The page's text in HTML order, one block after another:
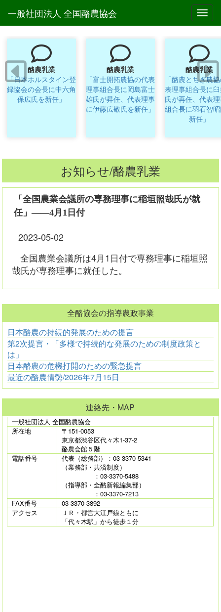
一般社団法人 全国酪農協会
酪農乳業
「日本ホルスタイン登
録協会の会長に中六角
保広氏を新任」
酪農乳業
「富士開拓農協の代表
理事組合長に岡島富士
雄氏が昇任、代表理事
に伊藤広敬氏を新任」
酪農乳業
「酪農とちぎ農
表理事組合長に
氏が再任、代表
組合長に羽石智
新任」
お知らせ/酪農乳業
「全国農業会議所の専務理事に稲垣照哉氏が就
任」――4月1日付
2023-05-02
全国農業会議所は4月1日付で専務理事に稲垣照
哉氏が専務理事に就任した。
全酪協会の指導農政事業
日本酪農の持続的発展のための提言
第2次提言・「多様で持続的な発展のための制度政策と
は」
日本酪農の危機打開のための緊急提言
最近の酪農情勢/2026年7月15日
連絡先・MAP
一般社団法人 全国酪農協会
所在地
〒151-0053
東京都渋谷区代々木1-37-2
酪農会館５階
電話番号
代表（総務部）：03-3370-5341
（業務部・共済制度）
：03-3370-5488
（指導部・全酪新報編集部）
：03-3370-7213
FAX番号
03-3370-3892
アクセス
ＪＲ・都営大江戸線ともに
「代々木駅」から徒歩１分